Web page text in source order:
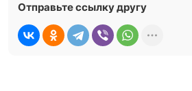
Отправьте ссылку другу